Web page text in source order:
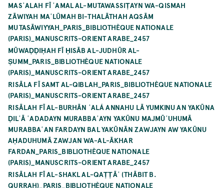
MASʾALAH FĪ ʿAMAL AL-MUTAWASSIṬAYN WA-QISMAH
ZĀWIYAH MAʿLŪMAH BI-THALĀTHAH AQSĀM
MUTASĀWIYYAH_PARIS_BIBLIOTHÈQUE NATIONALE
(PARIS)_MANUSCRITS-ORIENT ARABE_2457
MŪWAḌḌIḤAH FĪ ḤISĀB AL-JUDHŪR AL-
ṢUMM_PARIS_BIBLIOTHÈQUE NATIONALE
(PARIS)_MANUSCRITS-ORIENT ARABE_2457
RISĀLA FĪ SAMT AL-QIBLAH_PARIS_BIBLIOTHÈQUE NATIONALE
(PARIS)_MANUSCRITS-ORIENT ARABE_2457
RISĀLAH FĪ AL-BURHĀN ʿALÁ ANNAHU LĀ YUMKINU AN YAKŪNA
ḌILʿĀ ʿADADAYN MURABBAʿAYN YAKŪNU MAJMŪʿUHUMĀ
MURABBAʿAN FARDAYN BAL YAKŪNĀN ZAWJAYN AW YAKŪNU
AḤADUHUMĀ ZAWJAN WA-AL-ĀKHAR
FARDAN_PARIS_BIBLIOTHÈQUE NATIONALE
(PARIS)_MANUSCRITS-ORIENT ARABE_2457
RISĀLAH FĪ AL-SHAKL AL-QAṬṬĀʿ (THĀBIT B.
QURRAH)_PARIS_BIBLIOTHÈQUE NATIONALE